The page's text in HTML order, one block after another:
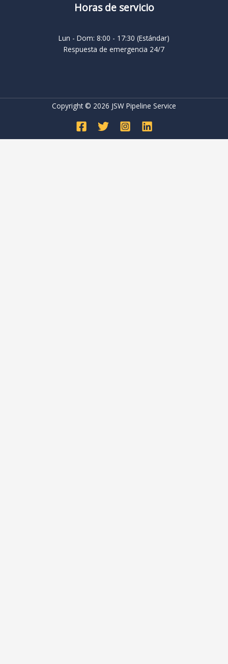
Horas de servicio
Lun - Dom: 8:00 - 17:30 (Estándar)
Respuesta de emergencia 24/7
Copyright © 2026 JSW Pipeline Service